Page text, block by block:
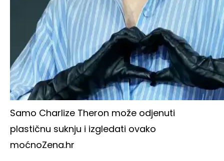
Samo Charlize Theron može odjenuti
plastičnu suknju i izgledati ovako
moćnoZena.hr